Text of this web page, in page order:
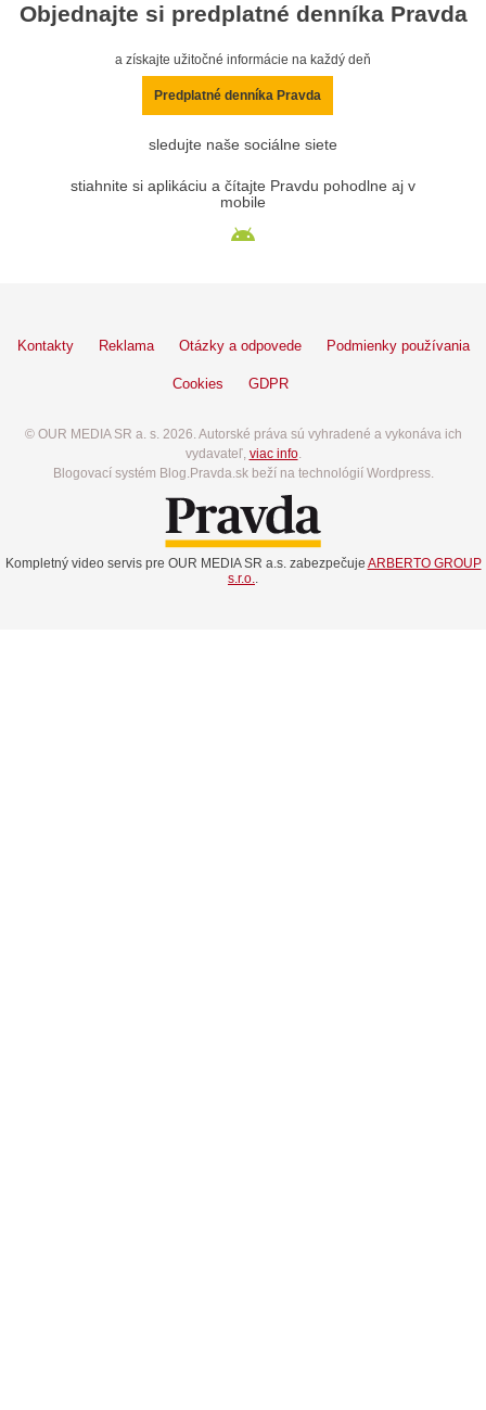
Objednajte si predplatné denníka Pravda
a získajte užitočné informácie na každý deň
Predplatné denníka Pravda
sledujte naše sociálne siete
stiahnite si aplikáciu a čítajte Pravdu pohodlne aj v
mobile
Kontakty Reklama Otázky a odpovede Podmienky používania
Cookies GDPR
© OUR MEDIA SR a. s. 2026. Autorské práva sú vyhradené a vykonáva ich
vydavateľ, viac info.
Blogovací systém Blog.Pravda.sk beží na technológií Wordpress.
Kompletný video servis pre OUR MEDIA SR a.s. zabezpečuje ARBERTO GROUP
s.r.o..